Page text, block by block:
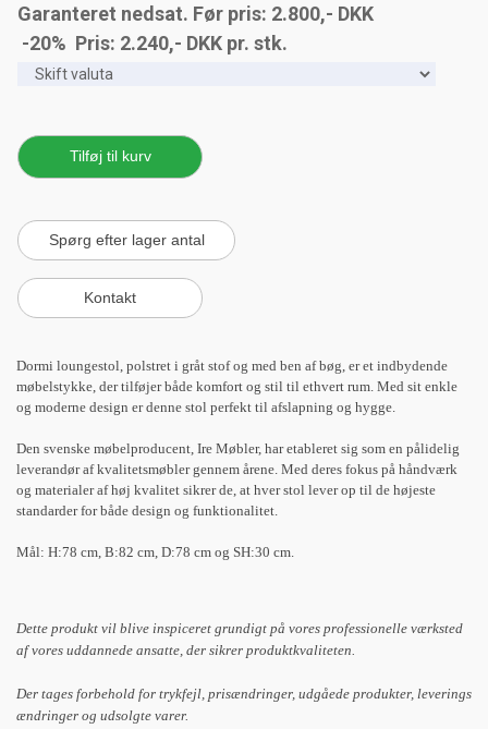
Garanteret nedsat. Før pris: 2.800,- DKK
-20% Pris: 2.240,- DKK pr. stk.
Dormi loungestol, polstret i gråt stof og med ben af bøg, er et indbydende
møbelstykke, der tilføjer både komfort og stil til ethvert rum. Med sit enkle
og moderne design er denne stol perfekt til afslapning og hygge.
Den svenske møbelproducent, Ire Møbler, har etableret sig som en pålidelig
leverandør af kvalitetsmøbler gennem årene. Med deres fokus på håndværk
og materialer af høj kvalitet sikrer de, at hver stol lever op til de højeste
standarder for både design og funktionalitet.
Mål: H:78 cm, B:82 cm, D:78 cm og SH:30 cm.
Dette produkt vil blive inspiceret grundigt på vores professionelle værksted
af vores uddannede ansatte, der sikrer produktkvaliteten.
Der tages forbehold for trykfejl, prisændringer, udgåede produkter, leverings
ændringer og udsolgte varer.